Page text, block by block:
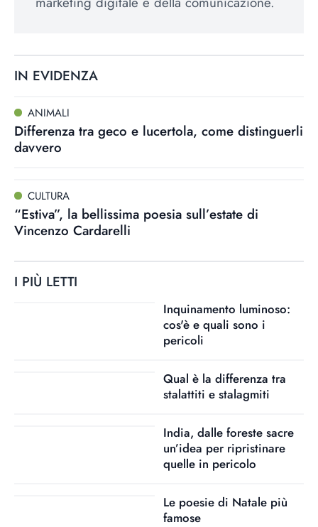
IN EVIDENZA
ANIMALI
Differenza tra geco e lucertola, come distinguerli
davvero
CULTURA
“Estiva”, la bellissima poesia sull’estate di
Vincenzo Cardarelli
I PIÙ LETTI
Inquinamento luminoso:
cos'è e quali sono i
pericoli
Qual è la differenza tra
stalattiti e stalagmiti
India, dalle foreste sacre
un’idea per ripristinare
quelle in pericolo
Le poesie di Natale più
famose